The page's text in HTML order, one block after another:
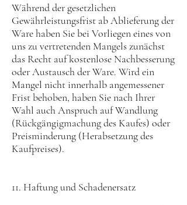
Während der gesetzlichen
Gewährleistungsfrist ab Ablieferung der
Ware haben Sie bei Vorliegen eines von
uns zu vertretenden Mangels zunächst
das Recht auf kostenlose Nachbesserung
oder Austausch der Ware. Wird ein
Mangel nicht innerhalb angemessener
Frist behoben, haben Sie nach Ihrer
Wahl auch Anspruch auf Wandlung
(Rückgängigmachung des Kaufes) oder
Preisminderung (Herabsetzung des
Kaufpreises).
11. Haftung und Schadenersatz